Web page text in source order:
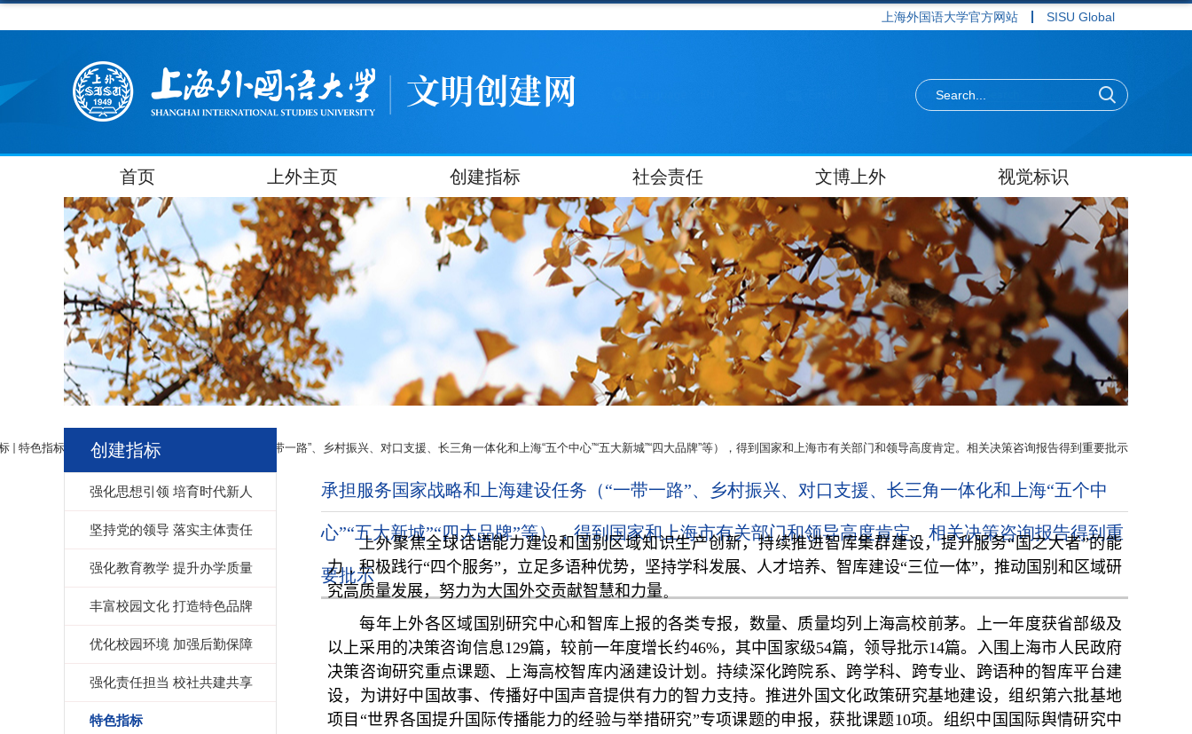
上海外国语大学官方网站 SISU Global
首页 上外主页 创建指标 社会责任 文博上外 视觉标识
创建指标
强化思想引领 培育时代新人
坚持党的领导 落实主体责任
强化教育教学 提升办学质量
丰富校园文化 打造特色品牌
优化校园环境 加强后勤保障
强化责任担当 校社共建共享
特色指标
特色指标 承担服务国家战略和上海建设任务（“一带一路”、乡村振兴、对口支援、长三角一体化和上海“五个中心”“五大新城”“四大品牌”等），得到国家和上海市有关部门和领导高度肯定。相关决策咨询报告得到重要批示
承担服务国家战略和上海建设任务（“一带一路”、乡村振兴、对口支援、长三角一体化和上海“五个中
心”“五大新城”“四大品牌”等），得到国家和上海市有关部门和领导高度肯定。相关决策咨询报告得到重
要批示
上外聚焦全球话语能力建设和国别区域知识生产创新，持续推进智库集群建设，提升服务“国之大者”的能
力，积极践行“四个服务”，立足多语种优势，坚持学科发展、人才培养、智库建设“三位一体”，推动国别和区域研
究高质量发展，努力为大国外交贡献智慧和力量。
每年上外各区域国别研究中心和智库上报的各类专报，数量、质量均列上海高校前茅。上一年度获省部级及
以上采用的决策咨询信息129篇，较前一年度增长约46%，其中国家级54篇，领导批示14篇。入围上海市人民政府
决策咨询研究重点课题、上海高校智库内涵建设计划。持续深化跨院系、跨学科、跨专业、跨语种的智库平台建
设，为讲好中国故事、传播好中国声音提供有力的智力支持。推进外国文化政策研究基地建设，组织第六批基地
项目“世界各国提升国际传播能力的经验与举措研究”专项课题的申报，获批课题10项。组织中国国际舆情研究中